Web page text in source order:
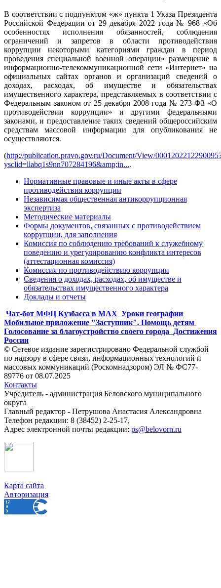
В соответствии с подпунктом «ж» пункта 1 Указа Президента
Российской Федерации от 29 декабря 2022 года № 968 «Об
особенностях исполнения обязанностей, соблюдения
ограничений и запретов в области противодействия
коррупции некоторыми категориями граждан в период
проведения специальной военной операции» размещение в
информационно-телекоммуникационной сети «Интернет» на
официальных сайтах органов и организаций сведений о
доходах, расходах, об имуществе и обязательствах
имущественного характера, представляемых в соответствии с
Федеральным законом от 25 декабря 2008 года № 273-ФЗ «О
противодействии коррупции» и другими федеральными
законами, и предоставление таких сведений общероссийским
средствам массовой информации для опубликования не
осуществляются.
(http://publication.pravo.gov.ru/Document/View/
ysclid=llabq1s9nn707284196&amp;in....
Нормативные правовые и иные акты в сфере
противодействия коррупции
Независимая общественная антикоррупционная
экспертиза
Методические материалы
Формы документов, связанных с противодействием
коррупции, для заполнения
Комиссия по соблюдению требований к служебному
поведению и урегулированию конфликта интересов
(аттестационная комиссия)
Комиссия по противодействию коррупции
Сведения о доходах, расходах, об имуществе и
обязательствах имущественного характера
Доклады и отчеты
Чат-бот МФЦ Кузбасса в MAX Уроки географии
Мобильное приложение "Заступник". Помощь детям
Голосование за благоустройство своего города
Достижения
России
© Сетевое издание зарегистрировано Федеральной службой
по надзору в сфере связи, информационных технологий и
массовых коммуникаций (Роскомнадзором) ЭЛ № ФС77-
89776 от 08.07.2025
Контакты
Учредитель - администрация Беловского муниципального
округа
Главный редактор - Петрушова Анастасия Александровна
Телефон редакции: 8 (38452) 2-25-17,
Адрес электронной почты редакции: ps@belovorn.ru
Карта сайта
Авторизация